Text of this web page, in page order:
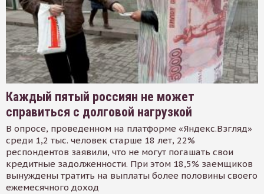
Каждый пятый россиян не может
справиться с долговой нагрузкой
В опросе, проведенном на платформе «Яндекс.Взгляд»
среди 1,2 тыс. человек старше 18 лет, 22%
респондентов заявили, что не могут погашать свои
кредитные задолженности. При этом 18,5% заемщиков
вынуждены тратить на выплаты более половины своего
ежемесячного доход